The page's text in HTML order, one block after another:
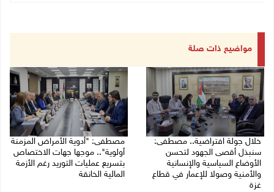
مواضيع ذات صلة
خلال جولة افتراضية.. مصطفى:
سنبذل أقصى الجهود لتحسن
الأوضاع السياسية والإنسانية
والأمنية وصولا للإعمار في قطاع
غزة
مصطفى: "أدوية الأمراض المزمنة
أولوية".. موجها جهات الاختصاص
بتسريع عمليات التوريد رغم الأزمة
المالية الخانقة